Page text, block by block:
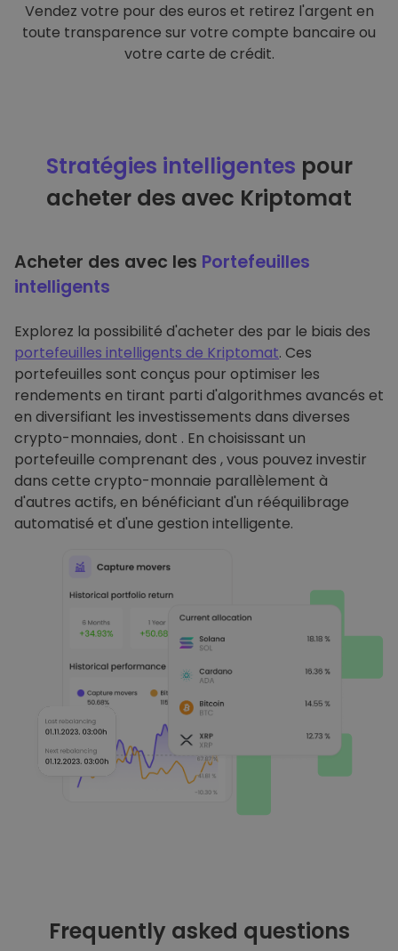
Vendez votre pour des euros et retirez l'argent en
toute transparence sur votre compte bancaire ou
votre carte de crédit.
Stratégies intelligentes pour
acheter des avec Kriptomat
Acheter des avec les Portefeuilles
intelligents
Explorez la possibilité d'acheter des par le biais des
portefeuilles intelligents de Kriptomat. Ces
portefeuilles sont conçus pour optimiser les
rendements en tirant parti d'algorithmes avancés et
en diversifiant les investissements dans diverses
crypto-monnaies, dont . En choisissant un
portefeuille comprenant des , vous pouvez investir
dans cette crypto-monnaie parallèlement à
d'autres actifs, en bénéficiant d'un rééquilibrage
automatisé et d'une gestion intelligente.
Frequently asked questions